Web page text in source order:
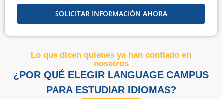
SOLICITAR INFORMACIÓN AHORA
Lo que dicen quienes ya han confiado en
nosotros
¿POR QUÉ ELEGIR LANGUAGE CAMPUS
PARA ESTUDIAR IDIOMAS?